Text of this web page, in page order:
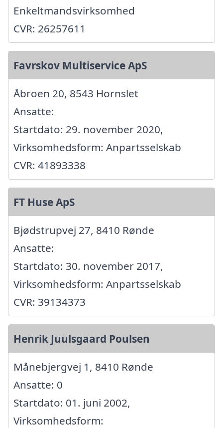
Enkeltmandsvirksomhed
CVR: 26257611
Favrskov Multiservice ApS
Åbroen 20, 8543 Hornslet
Ansatte:
Startdato: 29. november 2020,
Virksomhedsform: Anpartsselskab
CVR: 41893338
FT Huse ApS
Bjødstrupvej 27, 8410 Rønde
Ansatte:
Startdato: 30. november 2017,
Virksomhedsform: Anpartsselskab
CVR: 39134373
Henrik Juulsgaard Poulsen
Månebjergvej 1, 8410 Rønde
Ansatte: 0
Startdato: 01. juni 2002,
Virksomhedsform: